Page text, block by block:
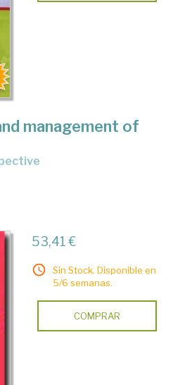
management of
53,41 €
Sin Stock. Disponible en
5/6 semanas.
COMPRAR